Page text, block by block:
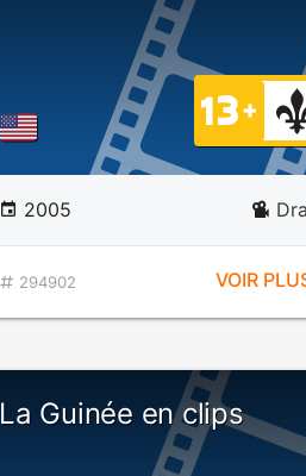
2005
294902 VOIR
La Guinée en clips